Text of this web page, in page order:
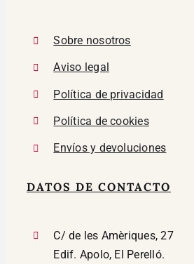
Sobre nosotros
Aviso legal
Política de privacidad
Política de cookies
Envíos y devoluciones
DATOS DE CONTACTO
C/ de les Amèriques, 27
Edif. Apolo, El Perelló.